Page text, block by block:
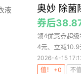
奥妙 除菌
券后
领4优惠券超
4元、立减
2026-4-15
值！ +0
不